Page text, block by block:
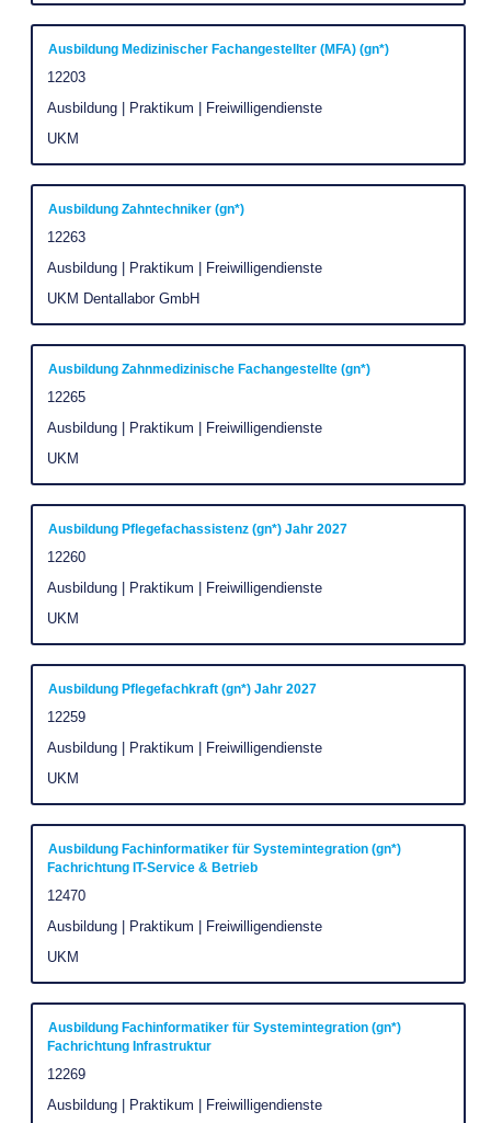
die
Stelleninformationen
vollständig
anzuzeigen.
Stellenbezeichnung
Ausbildung Medizinischer Fachangestellter (MFA) (gn*)
Stellenkennung
12203
Stellenkategorie
Ausbildung | Praktikum | Freiwilligendienste
Unternehmen
UKM
Drücken
Sie
die
Leertaste,
die
Stelleninformationen
vollständig
anzuzeigen.
Stellenbezeichnung
Ausbildung Zahntechniker (gn*)
Stellenkennung
12263
Stellenkategorie
Ausbildung | Praktikum | Freiwilligendienste
Unternehmen
UKM Dentallabor GmbH
Drücken
Sie
die
Leertaste,
die
Stelleninformationen
vollständig
anzuzeigen.
Stellenbezeichnung
Ausbildung Zahnmedizinische Fachangestellte (gn*)
Stellenkennung
12265
Stellenkategorie
Ausbildung | Praktikum | Freiwilligendienste
Unternehmen
UKM
Drücken
Sie
die
Leertaste,
die
Stelleninformationen
vollständig
anzuzeigen.
Stellenbezeichnung
Ausbildung Pflegefachassistenz (gn*) Jahr 2027
Stellenkennung
12260
Stellenkategorie
Ausbildung | Praktikum | Freiwilligendienste
Unternehmen
UKM
Drücken
Sie
die
Leertaste,
die
Stelleninformationen
vollständig
anzuzeigen.
Stellenbezeichnung
Ausbildung Pflegefachkraft (gn*) Jahr 2027
Stellenkennung
12259
Stellenkategorie
Ausbildung | Praktikum | Freiwilligendienste
Unternehmen
UKM
Drücken
Sie
die
Leertaste,
die
Stelleninformationen
vollständig
anzuzeigen.
Stellenbezeichnung
Ausbildung Fachinformatiker für Systemintegration (gn*)
Fachrichtung IT-Service & Betrieb
Stellenkennung
12470
Stellenkategorie
Ausbildung | Praktikum | Freiwilligendienste
Unternehmen
UKM
Drücken
Sie
die
Leertaste,
um
die
Stelleninformationen
vollständig
Stellenbezeichnung
Ausbildung Fachinformatiker für Systemintegration (gn*)
Fachrichtung Infrastruktur
Stellenkennung
12269
Stellenkategorie
Ausbildung | Praktikum | Freiwilligendienste
Drücken
Sie
die
Leertaste,